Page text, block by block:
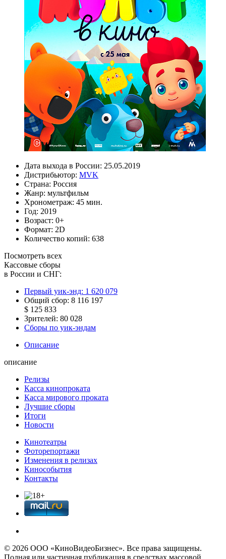
Дата выхода в России: 25.05.2019
Дистрибьютор: MVK
Страна: Россия
Жанр: мультфильм
Хронометраж: 45 мин.
Год: 2019
Возраст: 0+
Формат: 2D
Количество копий: 638
Посмотреть всех
Кассовые сборы
в России и СНГ:
Первый уик-энд: 1 620 079
Общий сбор: 8 116 197
$ 125 833
Зрителей: 80 028
Сборы по уик-эндам
Описание
описание
Релизы
Касса кинопроката
Касса мирового проката
Лучшие сборы
Итоги
Новости
Кинотеатры
Фоторепортажи
Изменения в релизах
Кинособытия
Контакты
© 2026 OOО «КиноВидеоБизнес». Все права защищены.
Полная или частичная публикация в средствах массовой